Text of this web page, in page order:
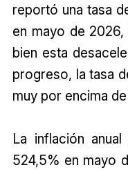
reportó una tasa
en mayo de 2026,
bien esta
progreso, la tasa
muy por encima
La inflación
524,5% en mayo